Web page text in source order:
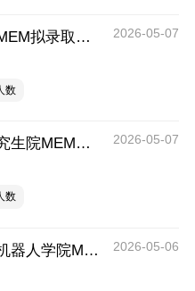
2026年清华大学工业工程系MEM拟录取分析解读 2026-05-07
数
2026年清华大学深圳国际研究生院MEM拟录取分析解读 2026-05-07
数
2026年北京大学先进制造与机器人学院MEM拟录取分析解读 2026-05-06